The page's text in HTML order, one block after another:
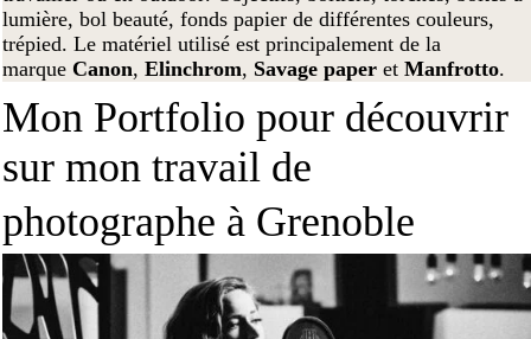
lumière, bol beauté, fonds papier de différentes couleurs,
trépied. Le matériel utilisé est principalement de la
marque Canon, Elinchrom, Savage paper et Manfrotto.
Mon Portfolio pour découvrir
sur mon travail de
photographe à Grenoble